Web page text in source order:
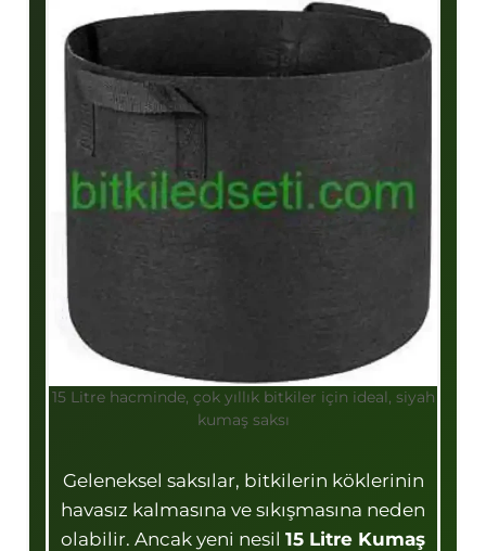
15 Litre hacminde, çok yıllık bitkiler için ideal, siyah
kumaş saksı
Geleneksel saksılar, bitkilerin köklerinin
havasız kalmasına ve sıkışmasına neden
olabilir. Ancak yeni nesil 15 Litre Kumaş